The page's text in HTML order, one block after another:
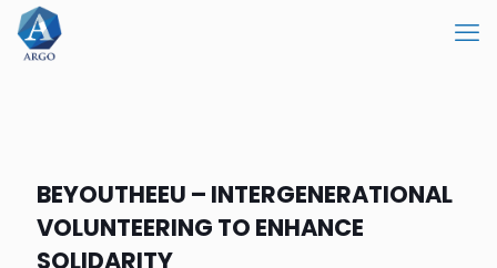
BEYOUTHEEU – INTERGENERATIONAL
VOLUNTEERING TO ENHANCE
SOLIDARITY